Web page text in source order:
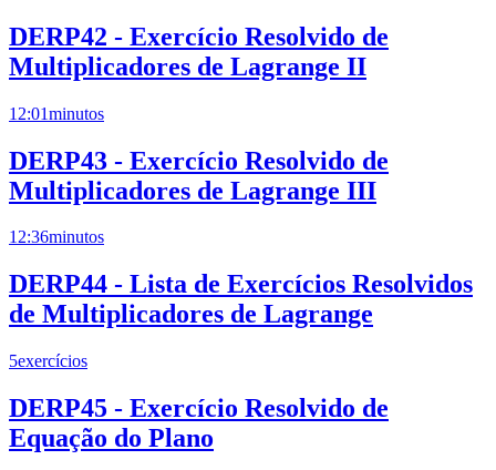
DERP42 - Exercício Resolvido de
Multiplicadores de Lagrange II
12:01minutos
DERP43 - Exercício Resolvido de
Multiplicadores de Lagrange III
12:36minutos
DERP44 - Lista de Exercícios Resolvidos
de Multiplicadores de Lagrange
5exercícios
DERP45 - Exercício Resolvido de
Equação do Plano